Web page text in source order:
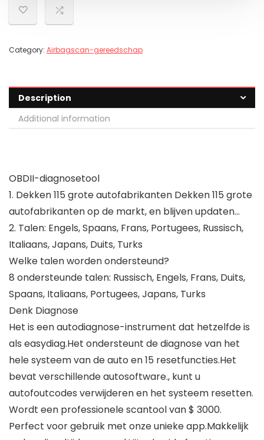
Category: Airbagscan-gereedschap
Description
Additional information
OBDII-diagnosetool
1. Dekken 115 grote autofabrikanten Dekken 115 grote
autofabrikanten op de markt, en blijven updaten…
2. Talen: Engels, Spaans, Frans, Portugees, Russisch,
Italiaans, Japans, Duits, Turks
Welke talen worden ondersteund?
8 ondersteunde talen: Russisch, Engels, Frans, Duits,
Spaans, Italiaans, Portugees, Japans, Turks
Denk Diagnose
Het is een autodiagnose-instrument dat hetzelfde is
als easydiag.Het ondersteunt de diagnose van het
hele systeem van de auto en 15 resetfuncties.Het
bevat verschillende autosoftware., kunt u
autofoutcodes verwijderen en het systeem resetten.
Wordt een professionele scantool van $ 3000.
Perfect voor gebruik met onze unieke app.Makkelijk